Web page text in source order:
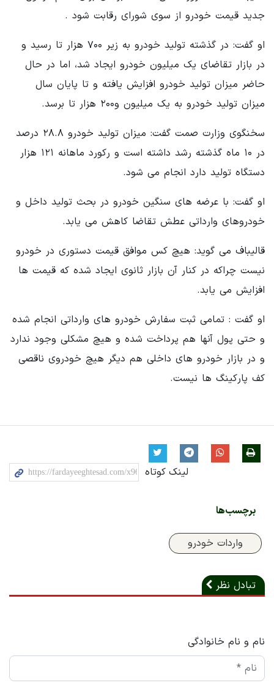
جدید قیمت خودرو از سوی شورای رقابت شود .
او گفت: در گذشته تولید خودرو به زیر ۷۰۰ هزار تا رسید و
در بازار تقاضای یک میلیون خودرو ایجاد شد، اما در حال
حاضر میزان تولید خودرو افزایش یافته و تا پایان سال
میزان تولید خودرو به یک میلیون و۲۰۰ هزار تا برسد.
سخنگوی وزارت صمت گفت: میزان تولید خودرو ۲۸.۸ درصد
در ۱۰ ماه گذشته رشد داشته است و رکورد ماهانه ۱۲۱ هزار
دستگاه تولید دارد انجام می شود.
او گفت: با عرضه های سنگین خودرو در بحث تولید داخل و
خودروهای وارداتی عطش تقاضا کاهش می یابد.
قالیباف می گوید: هیچ کس موافق قیمت دستوری در خودرو
نیست چراکه در کنار آن بازار ثانوی ایجاد شده که‌ قیمت ها
افزایش می یابد.
او گفت : تمامی ثبت سفارش خودرو های وارداتی انجام شده
و حتی پول آنها هم پرداخت شده و هیچ مشکلی وجود ندارد
و در بازار خودرو های داخلی هم دیگر هیچ خودروی ناقصی
کف پارکینگ ها نیست.
لینک کوتاه
برچسب‌ها
واردات خودرو
تبادل نظر
نام و نام خانوادگی